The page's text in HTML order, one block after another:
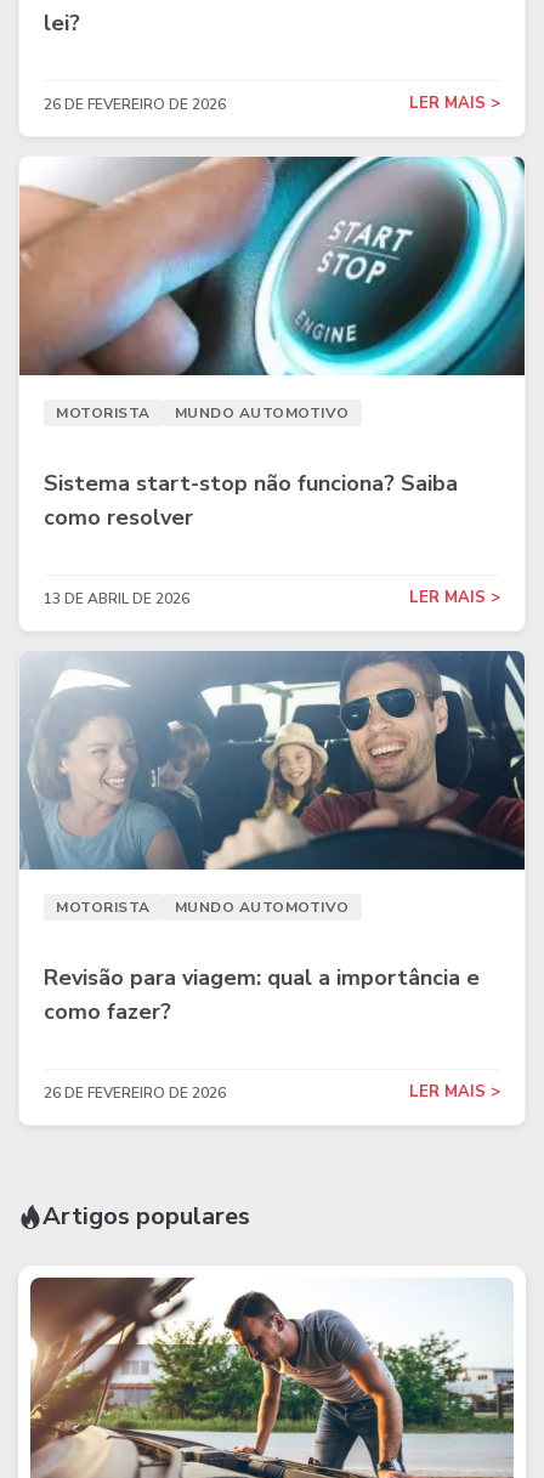
lei?
26 DE FEVEREIRO DE 2026 LER MAIS >
MOTORISTA MUNDO AUTOMOTIVO
Sistema start-stop não funciona? Saiba
como resolver
13 DE ABRIL DE 2026 LER MAIS >
MOTORISTA MUNDO AUTOMOTIVO
Revisão para viagem: qual a importância e
como fazer?
26 DE FEVEREIRO DE 2026 LER MAIS >
Artigos populares